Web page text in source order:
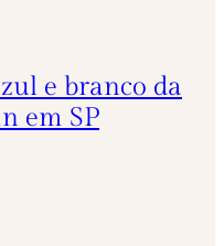
e branco da
em SP